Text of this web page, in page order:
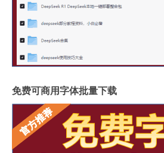
免费可商用字体批量下载